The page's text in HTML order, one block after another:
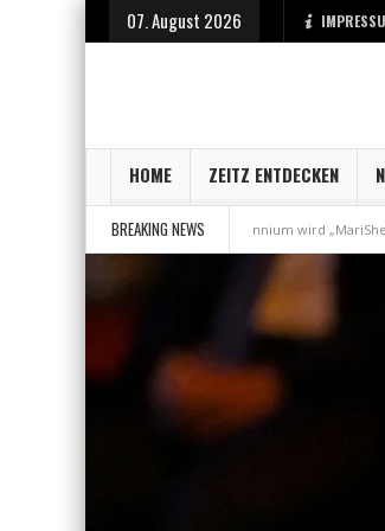
07. August 2026
HOME ZEITZ ENTDECKEN
BREAKING NEWS
Aus Millennium wird „MariShe“ 4.